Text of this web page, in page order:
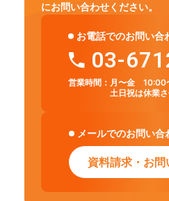
にお問い合わせください。
お電話でのお問い合
03-
営業時間： 月〜金 10:00
土日祝は休業さ
メールでのお問い合
資料請求・お問